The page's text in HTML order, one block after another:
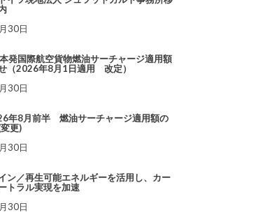
30日
発国際航空貨物燃油サーチャージ適用額
（2026年8月1日適用 改定）
30日
年8月前半 燃油サーチャージ適用額の
更)
30日
ン／再生可能エネルギーを活用し、カー
トラル実現を加速
30日